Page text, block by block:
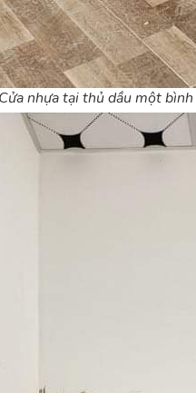
Cửa nhựa tại thủ dầu một